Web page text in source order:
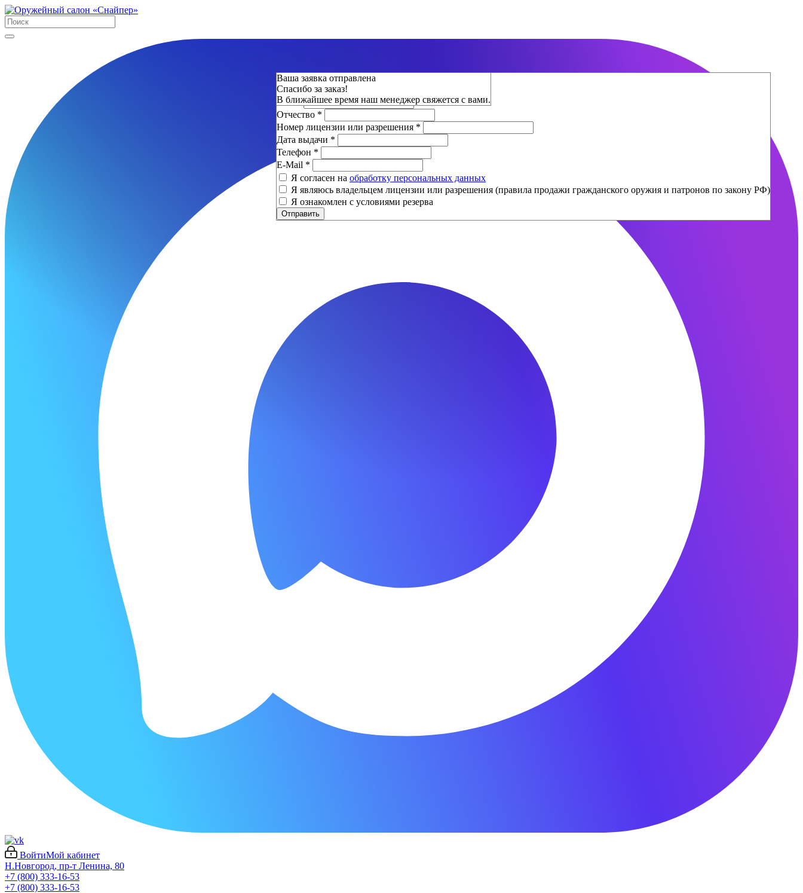
ВойтиМой кабинет
Н.Новгород, пр-т Ленина, 80
+7 (800) 333-16-53
+7 (800) 333-16-53
Зарезервировать
Фамилия*
Имя*
Отчество *
Номер лицензии или разрешения *
Дата выдачи *
Телефон *
E-Mail *
Я согласен на обработку персональных данных
Я являюсь владельцем лицензии или разрешения (правила продажи гражданского оружия и патронов по закону РФ)
Я ознакомлен с условиями резерва
Отправить
Ваша заявка отправлена
Спасибо за заказ!
В ближайшее время наш менеджер свяжется с вами.